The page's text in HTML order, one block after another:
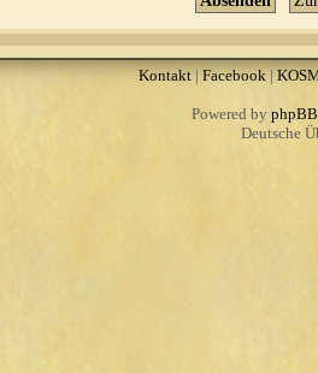
Kontakt| Facebook |
Powered by phpBB
Deutsche